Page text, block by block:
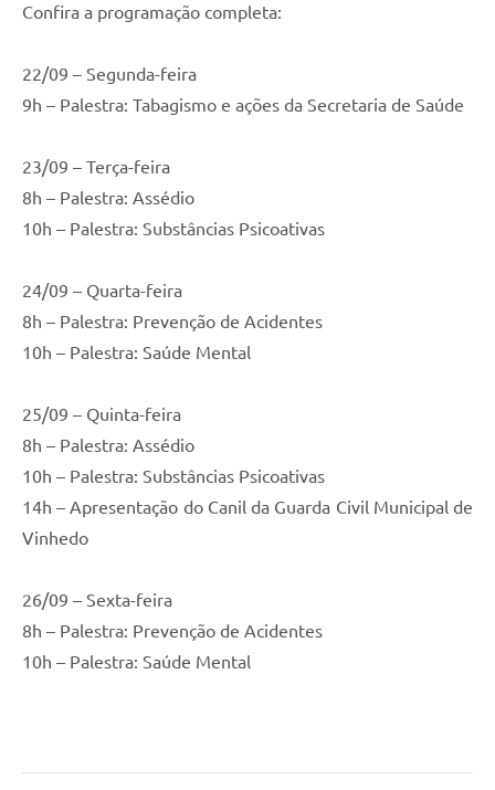
Confira a programação completa:
22/09 – Segunda-feira
9h – Palestra: Tabagismo e ações da Secretaria de Saúde
23/09 – Terça-feira
8h – Palestra: Assédio
10h – Palestra: Substâncias Psicoativas
24/09 – Quarta-feira
8h – Palestra: Prevenção de Acidentes
10h – Palestra: Saúde Mental
25/09 – Quinta-feira
8h – Palestra: Assédio
10h – Palestra: Substâncias Psicoativas
14h – Apresentação do Canil da Guarda Civil Municipal de
Vinhedo
26/09 – Sexta-feira
8h – Palestra: Prevenção de Acidentes
10h – Palestra: Saúde Mental